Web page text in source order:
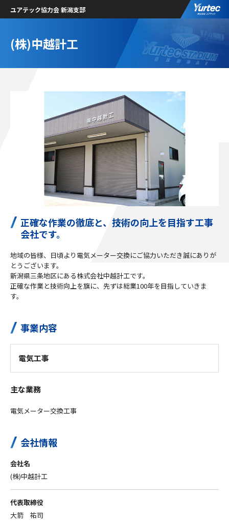
ユアテック協力会 新潟支部
(株)中越計工
正確な作業の徹底と、技術の向上を目指す工事
会社です。
地域の皆様、日頃より電気メーター交換にご協力いただき誠にありが
とうございます。
新潟県三条地区にある株式会社中越計工です。
正確な作業と技術向上を旗に、先ずは総業100年を目指していきま
す。
事業内容
電気工事
主な業務
電気メーター交換工事
会社情報
会社名
(株)中越計工
代表取締役
大箭 祐司